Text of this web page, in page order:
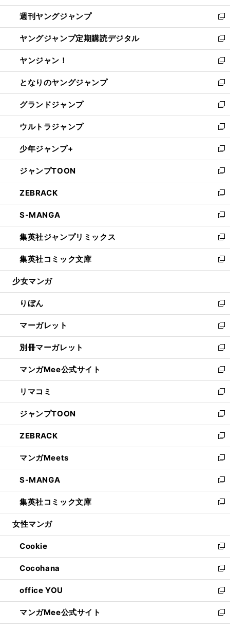
開
く
ウ
で
開
く
ン
ド
ウ
で
開
く
ウ
ィ
ン
ド
ウ
で
開
く
週刊ヤングジャンプ
新
し
い
ウ
ィ
ン
ド
ウ
で
開
く
ヤングジャンプ定期購読デジタル
新
し
い
ウ
ィ
ン
ド
ウ
で
開
く
ヤンジャン！
新
し
い
ウ
ィ
ン
ド
ウ
で
開
く
となりのヤングジャンプ
新
し
い
ウ
ィ
ン
ド
ウ
で
開
く
グランドジャンプ
新
し
い
ウ
ィ
ン
ド
ウ
で
開
く
ウルトラジャンプ
新
し
い
ウ
ィ
ン
ド
ウ
で
開
く
少年ジャンプ+
新
し
い
ウ
ィ
ン
ド
ウ
で
開
く
ジャンプTOON
新
し
い
ウ
ィ
ン
ド
ウ
で
開
ZEBRACK
新
し
い
ウ
ィ
ン
ド
ウ
開
く
S-MANGA
新
し
い
ウ
ィ
ン
ウ
で
開
く
集英社ジャンプリミックス
新
し
い
ウ
ン
ド
ウ
で
開
く
集英社コミック文庫
新
し
ウ
ィ
ン
ド
ウ
で
開
く
少女マンガ
りぼん
新
し
い
ウ
ィ
ン
ド
ウ
で
開
く
マーガレット
新
し
い
ウ
ィ
ン
ド
ウ
で
開
く
別冊マーガレット
新
し
い
ウ
ィ
ン
ド
ウ
で
開
く
マンガMee公式サイト
新
し
い
ウ
ィ
ン
ド
ウ
で
開
く
リマコミ
新
し
い
ウ
ィ
ン
ド
ウ
で
開
く
ジャンプTOON
新
し
い
ウ
ィ
ン
ド
ウ
で
開
ZEBRACK
新
し
い
ウ
ィ
ン
ド
ウ
開
く
マンガMeets
新
し
い
ウ
ィ
ン
ウ
で
開
く
S-MANGA
新
し
い
ウ
ン
ド
ウ
で
開
く
集英社コミック文庫
新
し
ウ
ィ
ン
ド
ウ
で
開
く
女性マンガ
Cookie
新
し
い
ウ
ィ
ン
ド
ウ
Cocohana
新
し
い
ウ
ィ
ン
office YOU
新
し
い
ウ
マンガMee公式サイト
新
し